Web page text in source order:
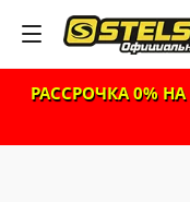
РАССРОЧКА 0% НА